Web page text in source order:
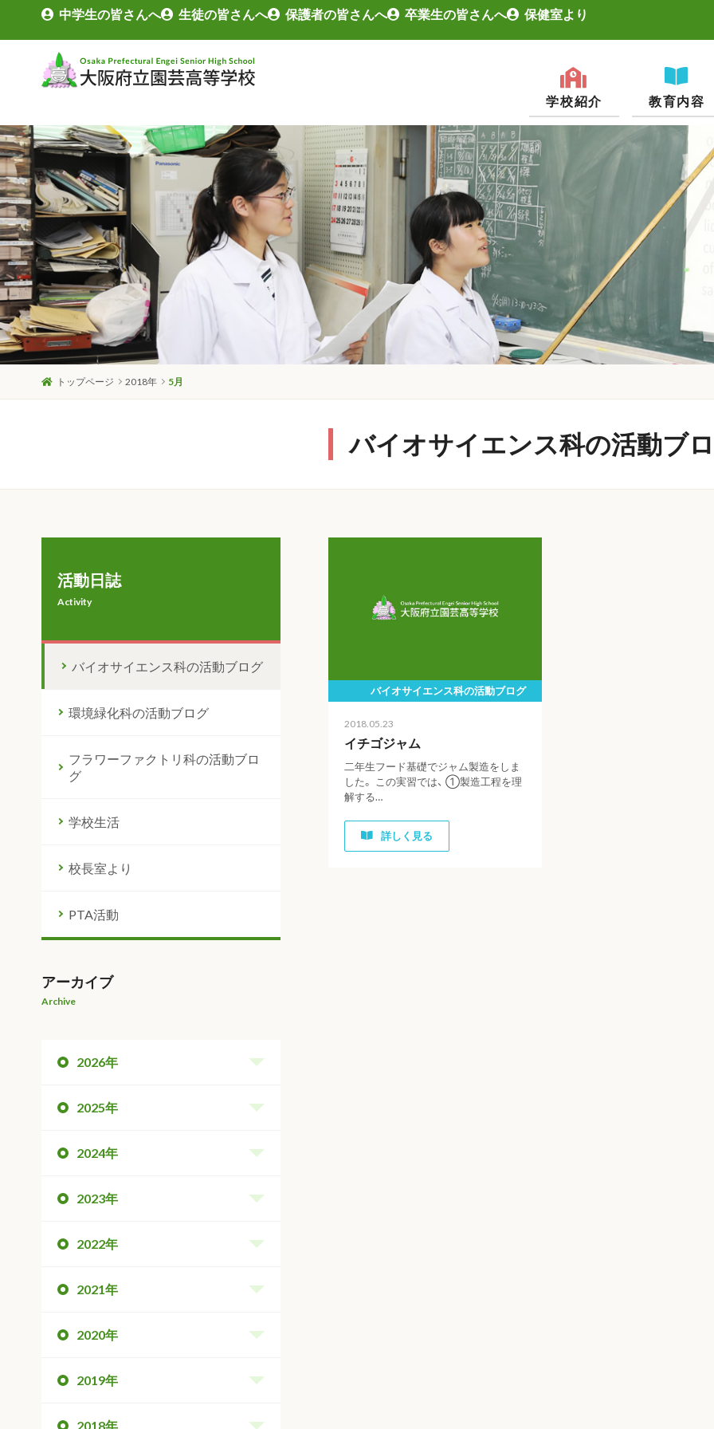
中学生の皆さんへ 生徒の皆さんへ 保護者の皆さんへ 卒業生の皆さんへ 保健室より
学校紹介 教育内容
トップページ 2018年 5月
バイオサイエンス科の活動ブ
バイオサイエンス科の活動ブログ
2018.05.23
イチゴジャム
二年生フード基礎でジャム製造をしま
した。 この実習では、 ①製造工程を理
解する…
詳しく見る
活動日誌
Activity
バイオサイエンス科の活動ブログ
環境緑化科の活動ブログ
フラワーファクトリ科の活動ブロ
グ
学校生活
校長室より
PTA活動
アーカイブ
Archive
2026年
2025年
2024年
2023年
2022年
2021年
2020年
2019年
2018年